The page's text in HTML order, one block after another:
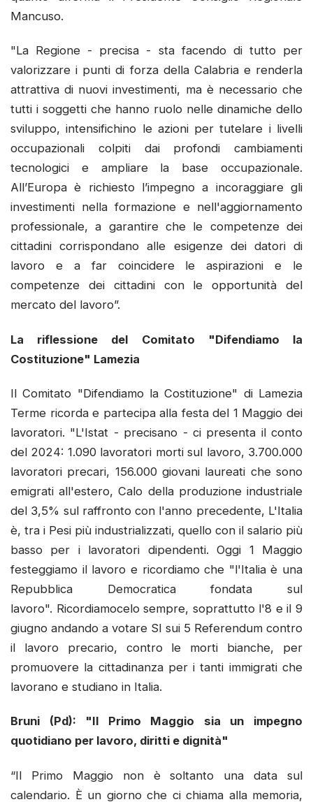
Mancuso.
"La Regione - precisa - sta facendo di tutto per
valorizzare i punti di forza della Calabria e renderla
attrattiva di nuovi investimenti, ma è necessario che
tutti i soggetti che hanno ruolo nelle dinamiche dello
sviluppo, intensifichino le azioni per tutelare i livelli
occupazionali colpiti dai profondi cambiamenti
tecnologici e ampliare la base occupazionale.
All’Europa è richiesto l’impegno a incoraggiare gli
investimenti nella formazione e nell'aggiornamento
professionale, a garantire che le competenze dei
cittadini corrispondano alle esigenze dei datori di
lavoro e a far coincidere le aspirazioni e le
competenze dei cittadini con le opportunità del
mercato del lavoro”.
La riflessione del Comitato "Difendiamo la
Costituzione" Lamezia
Il Comitato "Difendiamo la Costituzione" di Lamezia
Terme ricorda e partecipa alla festa del 1 Maggio dei
lavoratori. "L'Istat - precisano - ci presenta il conto
del 2024: 1.090 lavoratori morti sul lavoro, 3.700.000
lavoratori precari, 156.000 giovani laureati che sono
emigrati all'estero, Calo della produzione industriale
del 3,5% sul raffronto con l'anno precedente, L'Italia
è, tra i Pesi più industrializzati, quello con il salario più
basso per i lavoratori dipendenti. Oggi 1 Maggio
festeggiamo il lavoro e ricordiamo che "l'Italia è una
Repubblica Democratica fondata sul
lavoro". Ricordiamocelo sempre, soprattutto l'8 e il 9
giugno andando a votare SI sui 5 Referendum contro
il lavoro precario, contro le morti bianche, per
promuovere la cittadinanza per i tanti immigrati che
lavorano e studiano in Italia.
Bruni (Pd): "Il Primo Maggio sia un impegno
quotidiano per lavoro, diritti e dignità"
“Il Primo Maggio non è soltanto una data sul
calendario. È un giorno che ci chiama alla memoria,